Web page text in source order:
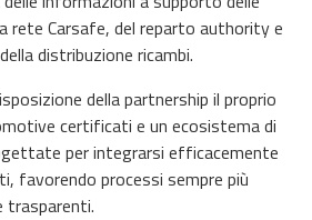
rete Carsafe, del reparto authority e
distribuzione ricambi.
della partnership il proprio
certificati e un ecosistema di
per integrarsi efficacemente
favorendo processi sempre più